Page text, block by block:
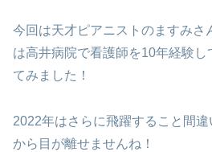
今回は天才ピアニストのますみさ
は高井病院で看護師を10年経験
てみました！
2022年はさらに飛躍すること間
から目が離せませんね！